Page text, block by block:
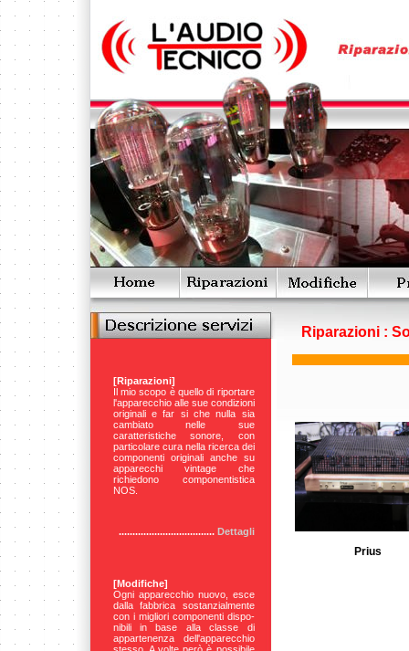
[Riparazioni]
Il mio scopo è quello di riportare
l'apparecchio alle sue condizioni
originali e far si che nulla sia
cambiato nelle sue
caratteristiche sonore, con
particolare cura nella ricerca dei
componenti originali anche su
apparecchi vintage che
richiedono componentistica
NOS.
................................... Dettagli
[Modifiche]
Ogni apparecchio nuovo, esce
dalla fabbrica sostanzialmente
con i migliori componenti dispo-
nibili in base alla classe di
appartenenza dell'apparecchio
Riparazioni :
Prius